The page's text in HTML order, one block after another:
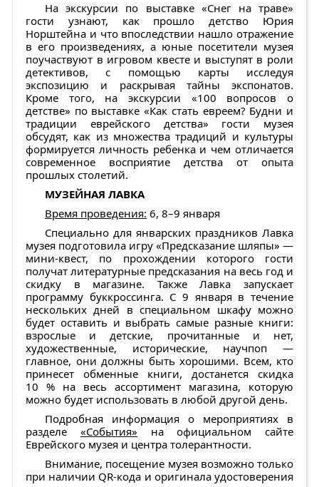
На экскурсии по выставке «Снег на траве»
гости узнают, как прошло детство Юрия
Норштейна и что впоследствии нашло отражение
в его произведениях, а юные посетители музея
поучаствуют в игровом квесте и выступят в роли
детективов, с помощью карты исследуя
экспозицию и раскрывая тайны экспонатов.
Кроме того, на экскурсии «100 вопросов о
детстве» по выставке «Как стать евреем? Будни и
традиции еврейского детства» гости музея
обсудят, как из множества традиций и культуры
формируется личность ребенка и чем отличается
современное восприятие детства от опыта
прошлых столетий.
МУЗЕЙНАЯ ЛАВКА
Время проведения: 6, 8–9 января
Специально для январских праздников Лавка
музея подготовила игру «Предсказание шляпы» —
мини-квест, по прохождении которого гости
получат литературные предсказания на весь год и
скидку в магазине. Также Лавка запускает
программу буккроссинга. С 9 января в течение
нескольких дней в специальном шкафу можно
будет оставить и выбрать самые разные книги:
взрослые и детские, прочитанные и нет,
художественные, исторические, научпоп —
главное, они должны быть хорошими. Всем, кто
принесет обменные книги, достанется скидка
10 % на весь ассортимент магазина, которую
можно будет использовать в любой другой день.
Подробная информация о мероприятиях в
разделе «События» на официальном сайте
Еврейского музея и центра толерантности.
Внимание, посещение музея возможно только
при наличии QR-кода и оригинала удостоверения